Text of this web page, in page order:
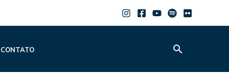
CONTATO Pesquisar